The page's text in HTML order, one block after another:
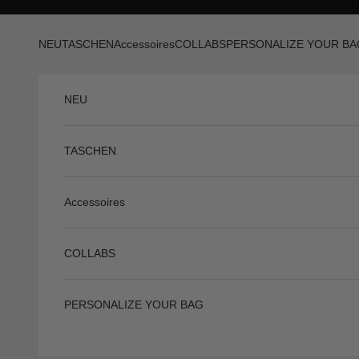
Previous
NEUTASCHENAccessoiresCOLLABSPERSONALIZE YOUR
NEU
TASCHEN
Accessoires
COLLABS
PERSONALIZE YOUR BAG